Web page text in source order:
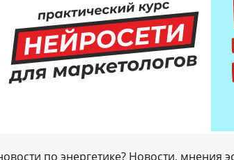
по энергетике? Новости,